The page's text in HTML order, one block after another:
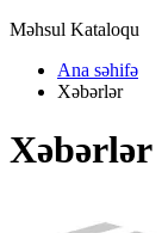
Məhsul Kataloqu
Ana səhifə
Xəbərlər
Xəbərlər